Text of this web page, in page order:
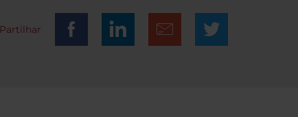
Partilhar